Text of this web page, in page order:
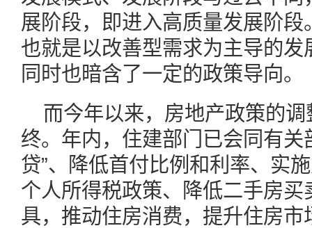
展阶段，即进入高质量发展阶
也就是以改善型需求为主导的
同时也暗含了一定的政策导向。
而今年以来，房地产政策的
终。年内，住建部门已会同有关
贷”、降低首付比例和利率、实
个人所得税政策、降低二手房
具，推动住房消费，提升住房